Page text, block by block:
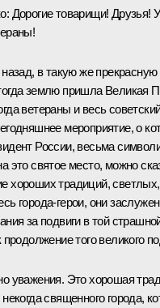
: Дорогие товарищи! Друзья!
в такую же
землю пришла Великая
ветераны и весь
мероприятие, о
России, весьма
это святое место, можно
хороших традиций,
города-герои, они
за подвиги в той
продолжение того великого
уважения. Это хорошая
священного города,